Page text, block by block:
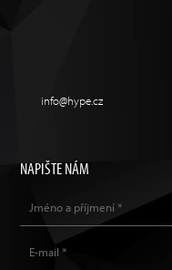
info@hype.cz
NAPIŠTE NÁM